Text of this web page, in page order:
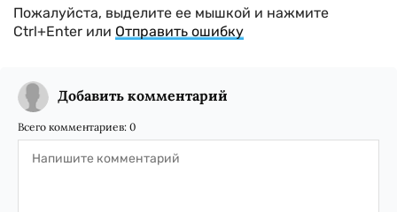
Пожалуйста, выделите ее мышкой и нажмите
Ctrl+Enter или Отправить ошибку
Добавить комментарий
Всего комментариев: 0